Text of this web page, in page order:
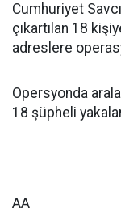
Cumhuriyet
çıkartılan 18
adreslere
Opersyonda
18 şüpheli
AA